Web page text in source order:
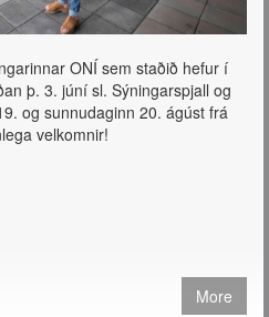
ONÍ sem staðið hefur í
þ. 3. júní sl. Sýningarspjall og
og sunnudaginn 20. ágúst frá
velkomnir!
More